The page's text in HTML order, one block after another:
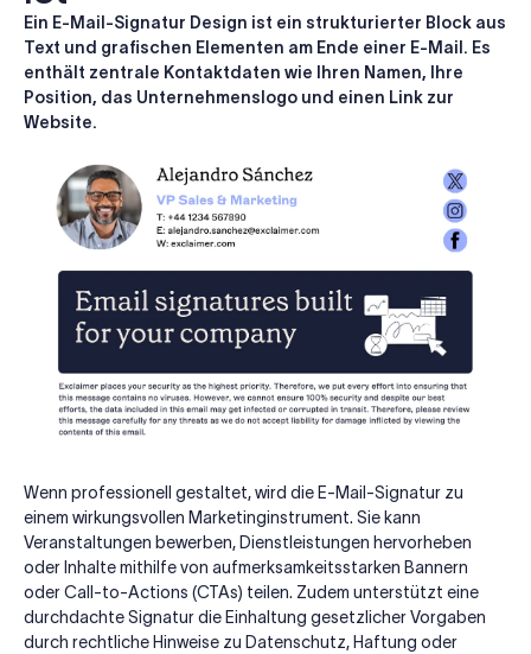
Ein E-Mail-Signatur Design ist ein strukturierter Block aus
Text und grafischen Elementen am Ende einer E-Mail. Es
enthält zentrale Kontaktdaten wie Ihren Namen, Ihre
Position, das Unternehmenslogo und einen Link zur
Website.
Wenn professionell gestaltet, wird die E-Mail-Signatur zu
einem wirkungsvollen Marketinginstrument. Sie kann
Veranstaltungen bewerben, Dienstleistungen hervorheben
oder Inhalte mithilfe von aufmerksamkeitsstarken Bannern
oder Call-to-Actions (CTAs) teilen. Zudem unterstützt eine
durchdachte Signatur die Einhaltung gesetzlicher Vorgaben
durch rechtliche Hinweise zu Datenschutz, Haftung oder